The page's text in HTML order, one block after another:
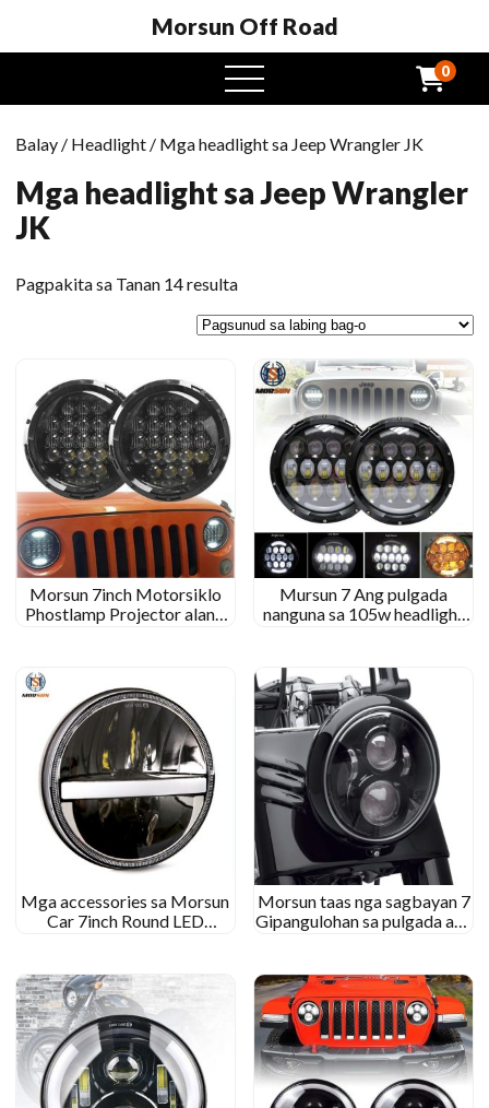
Morsun Off Road
Open
Menu
0
Balay / Headlight / Mga headlight sa Jeep Wrangler JK
Mga headlight sa Jeep Wrangler
JK
Pagpakita sa Tanan 14 resultaGisunud
labing
bag-
Morsun 7inch Motorsiklo
Phostlamp Projector alang
Mursun 7 Ang pulgada
nanguna sa 105w headlight
Mga accessories sa Morsun
Car 7inch Round LED
tj lj
Morsun taas nga sagbayan 7
Gipangulohan sa pulgada ang
Wrangler JK MS-6080